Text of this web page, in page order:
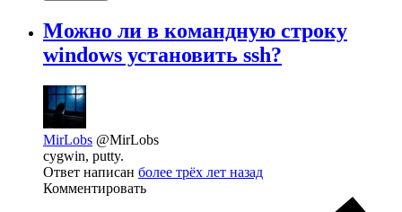
Можно ли в командную строку
windows установить ssh?
MirLobs @MirLobs
cygwin, putty.
Ответ написан более трёх лет назад
Комментировать